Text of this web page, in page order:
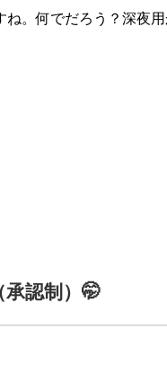
ね。何でだろう？深夜
認制）🤭